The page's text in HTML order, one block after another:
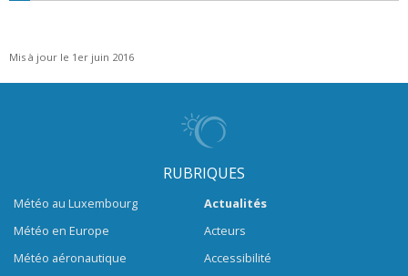
Mis à jour le 1er juin 2016
RUBRIQUES
Météo au Luxembourg
Météo en Europe
Météo aéronautique
Actualités
Acteurs
Accessibilité